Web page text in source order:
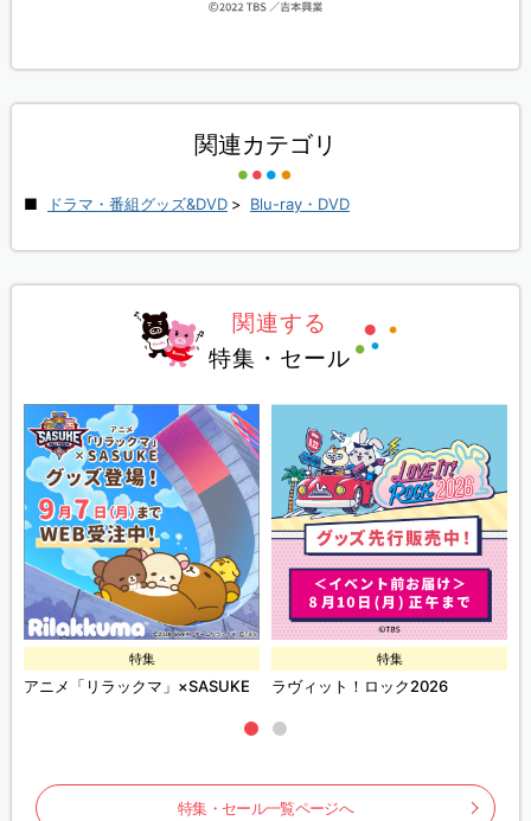
関連カテゴリ
ドラマ・番組グッズ&DVD > Blu-ray・DVD
関連する
特集・セール
特集
アニメ「リラックマ」×SASUKE
特集
ラヴィット！ロック2026
特集・セール一覧ページへ